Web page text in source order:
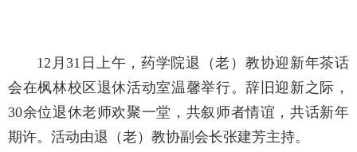
12月31日上午，药学院退（老）教协迎新年茶话
会在枫林校区退休活动室温馨举行。辞旧迎新之际，
30余位退休老师欢聚一堂，共叙师者情谊，共话新年
期许。活动由退（老）教协副会长张建芳主持。